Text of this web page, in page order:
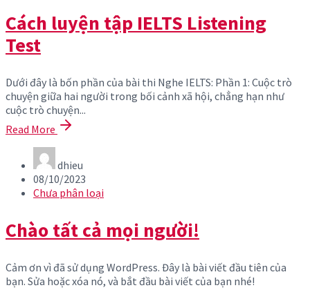
Cách luyện tập IELTS Listening
Test
Dưới đây là bốn phần của bài thi Nghe IELTS: Phần 1: Cuộc trò
chuyện giữa hai người trong bối cảnh xã hội, chẳng hạn như
cuộc trò chuyện...
Read More
dhieu
08/10/2023
Chưa phân loại
Chào tất cả mọi người!
Cảm ơn vì đã sử dụng WordPress. Đây là bài viết đầu tiên của
bạn. Sửa hoặc xóa nó, và bắt đầu bài viết của bạn nhé!